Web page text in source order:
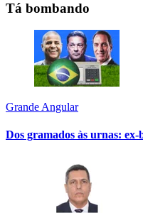
Tá bombando
Grande Angular
Dos gramados às urnas: